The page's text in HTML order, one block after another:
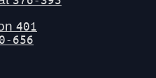
401
656